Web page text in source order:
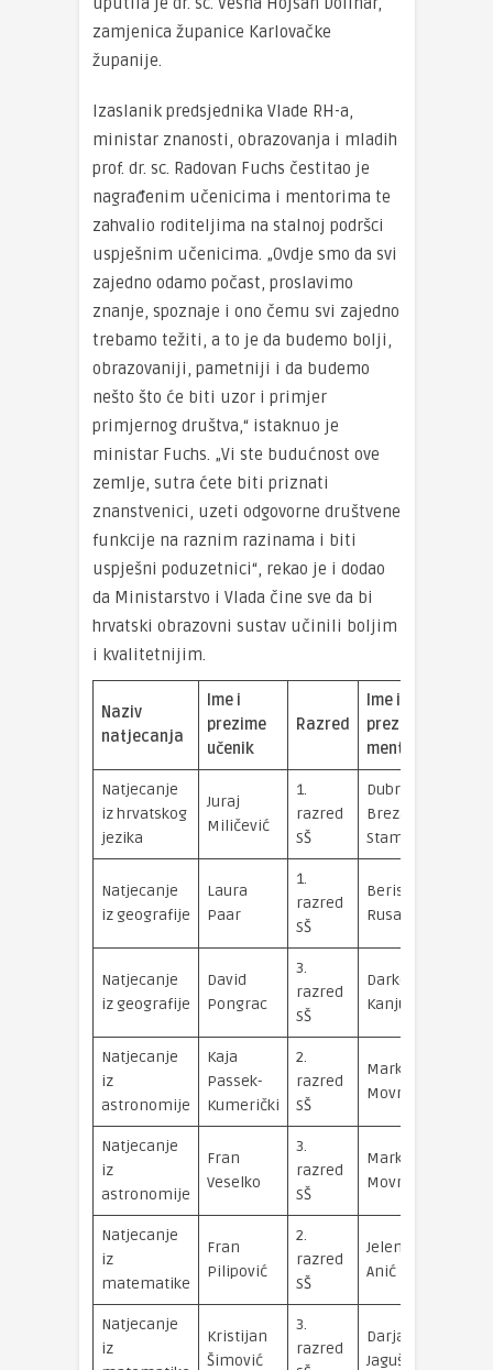
zamjenica županice Karlovačke
županije.
Izaslanik predsjednika Vlade RH-a,
ministar znanosti, obrazovanja i mladih
prof. dr. sc. Radovan Fuchs čestitao je
nagrađenim učenicima i mentorima te
zahvalio roditeljima na stalnoj podršci
uspješnim učenicima. „Ovdje smo da svi
zajedno odamo počast, proslavimo
znanje, spoznaje i ono čemu svi zajedno
trebamo težiti, a to je da budemo bolji,
obrazovaniji, pametniji i da budemo
nešto što će biti uzor i primjer
primjernog društva,“ istaknuo je
ministar Fuchs. „Vi ste budućnost ove
zemlje, sutra ćete biti priznati
znanstvenici, uzeti odgovorne društvene
funkcije na raznim razinama i biti
uspješni poduzetnici“, rekao je i dodao
da Ministarstvo i Vlada čine sve da bi
hrvatski obrazovni sustav učinili boljim
i kvalitetnijim.
Naziv
natjecanja
Ime i
prezime
učenik
Razred
Ime i
prezime
mentora
Natjecanje
iz hrvatskog
jezika
Juraj
Miličević
1.
razred
SŠ
Dubravka
Brezak
Stamać
Natjecanje
iz geografije
Laura
Paar
1.
razred
SŠ
Berislav
Rusan
Natjecanje
iz geografije
David
Pongrac
3.
razred
SŠ
Darko
Kanjuh
Natjecanje
iz
astronomije
Kaja
Passek-
Kumerički
2.
razred
SŠ
Marko
Movre
Natjecanje
iz
astronomije
Fran
Veselko
3.
razred
SŠ
Marko
Movre
Natjecanje
iz
matematike
Fran
Pilipović
2.
razred
SŠ
Jelenka
Anić
Natjecanje
iz
Kristijan
Šimović
3.
razred
Darja Dugi
Jagušt